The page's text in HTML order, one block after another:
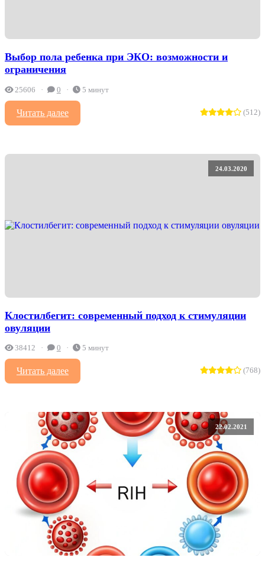
Выбор пола ребенка при ЭКО: возможности и
ограничения
25606 0 5 минут
Читать далее (512)
24.03.2020
Клостилбегит: современный подход к стимуляции
овуляции
38412 0 5 минут
Читать далее (768)
22.02.2021